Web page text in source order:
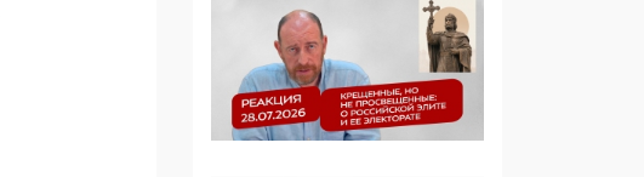
«движперам»
03:35, 25 Апреля 2026
120 лет
парламентаризма: как